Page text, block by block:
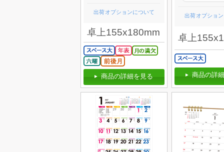
出荷オプションについて
卓上155x180mm
商品の詳細を見る
出荷オプショ
卓上
商品の詳